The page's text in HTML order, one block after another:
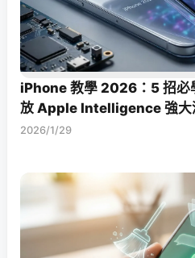
iPhone 教學 2026：5 招必
放 Apple Intelligence 強大
2026/1/29